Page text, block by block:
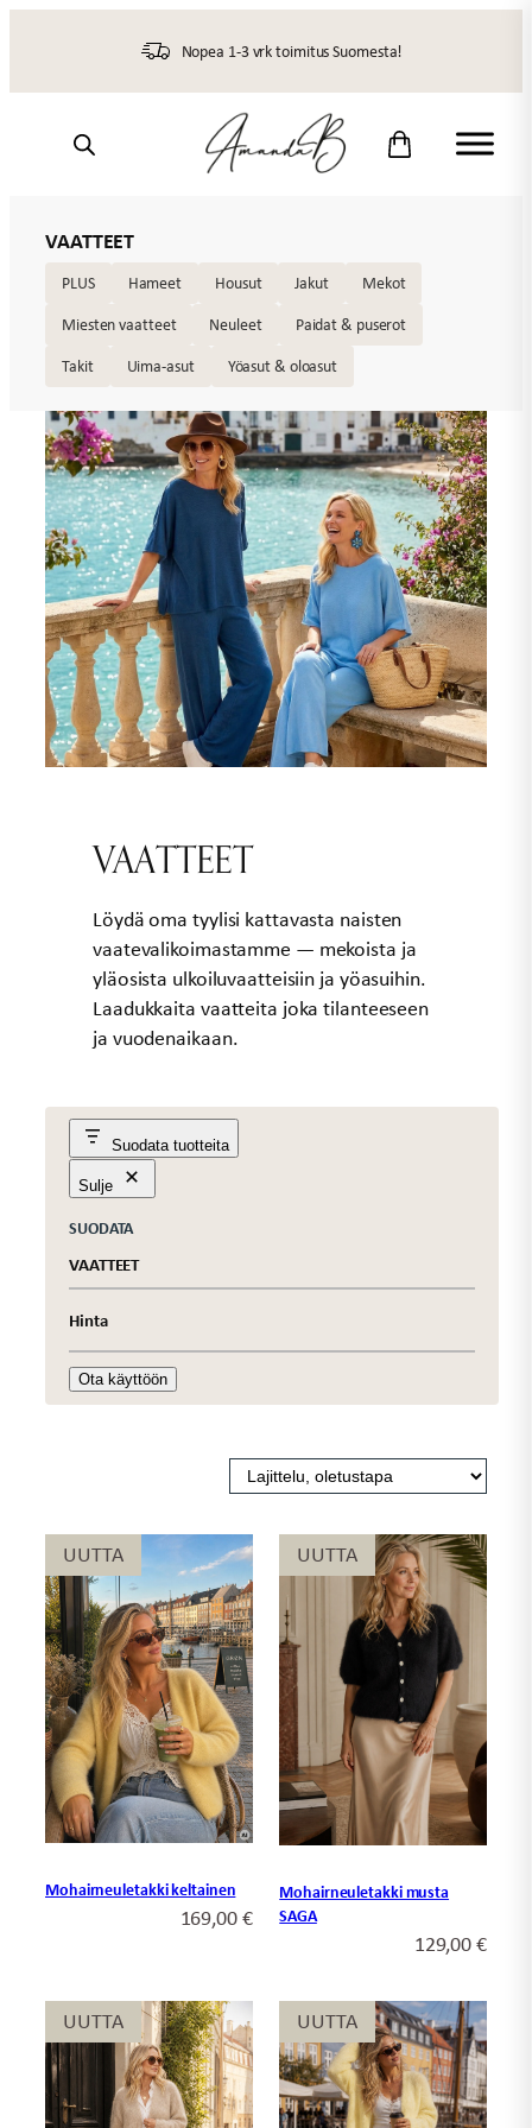
Nopea 1-3 vrk toimitus Suomesta!
VAATTEET
PLUS Hameet Housut Jakut
Mekot
Miesten vaatteet
Neuleet
Paidat & puserot
Takit
Uima-asut Yöasut & oloasut
VAATTEET
Löydä oma tyylisi kattavasta naisten
vaatevalikoimastamme — mekoista ja
yläosista ulkoiluvaatteisiin ja yöasuihin.
Laadukkaita vaatteita joka tilanteeseen
ja vuodenaikaan.
Suodata tuotteita
Sulje
SUODATA
VAATTEET
Hinta
Ota käyttöön
UUTTA
UUTTA
Mohairneuletakki keltainen
169,00€
UUTTA
UUTTA
Mohairneuletakki musta
SAGA
129,00€
UUTTA
UUTTA UUTTA
UUTTA